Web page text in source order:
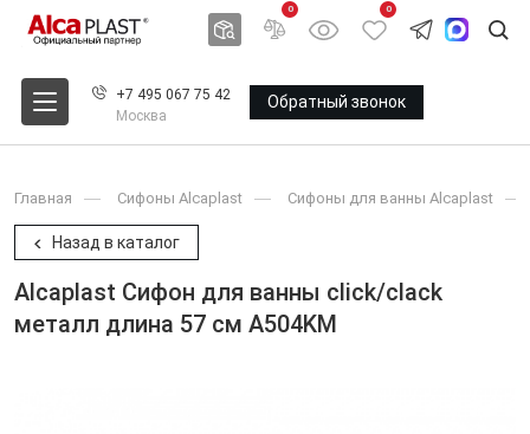
0 0
+7 495 067 75 42
Москва
Обратный звонок
Главная Сифоны Alcaplast Сифоны для ванны Alcaplast
Назад в каталог
Alcaplast Сифон для ванны click/clack
металл длина 57 см A504KM